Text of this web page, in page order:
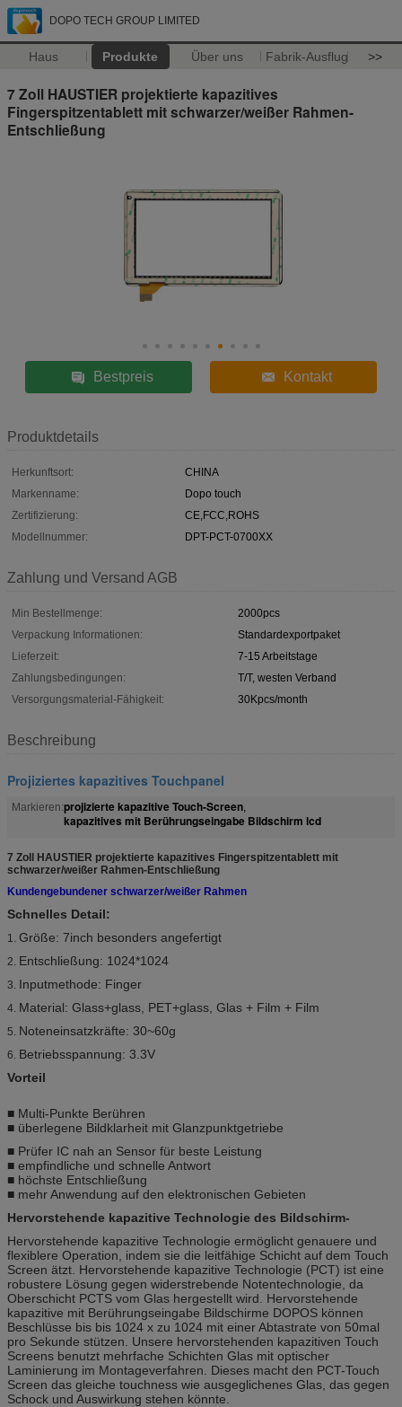
DOPO TECH GROUP LIMITED
Haus Produkte Über uns Fabrik-Ausflug >>
7 Zoll HAUSTIER projektierte kapazitives
Fingerspitzentablett mit schwarzer/weißer Rahmen-
Entschließung
Bestpreis Kontakt
Produktdetails
Herkunftsort:
CHINA
Markenname:
Dopo touch
Zertifizierung:
CE,FCC,ROHS
Modellnummer:
DPT-PCT-0700XX
Zahlung und Versand AGB
Min Bestellmenge:
2000pcs
Verpackung Informationen:
Standardexportpaket
Lieferzeit:
7-15 Arbeitstage
Zahlungsbedingungen:
T/T, westen Verband
Versorgungsmaterial-Fähigkeit:
30Kpcs/month
Beschreibung
Projiziertes kapazitives Touchpanel
Markieren:projizierte kapazitive Touch-Screen,
kapazitives mit Berührungseingabe Bildschirm lcd
7 Zoll HAUSTIER projektierte kapazitives Fingerspitzentablett mit
schwarzer/weißer Rahmen-Entschließung
Kundengebundener schwarzer/weißer Rahmen
Schnelles Detail:
1. Größe: 7inch besonders angefertigt
2. Entschließung: 1024*1024
3. Inputmethode: Finger
4. Material: Glass+glass, PET+glass, Glas + Film + Film
5. Noteneinsatzkräfte: 30~60g
6. Betriebsspannung: 3.3V
Vorteil
■ Multi-Punkte Berühren
■ überlegene Bildklarheit mit Glanzpunktgetriebe
■ Prüfer IC nah an Sensor für beste Leistung
■ empfindliche und schnelle Antwort
■ höchste Entschließung
■ mehr Anwendung auf den elektronischen Gebieten
Hervorstehende kapazitive Technologie des Bildschirm-
Hervorstehende kapazitive Technologie ermöglicht genauere und
flexiblere Operation, indem sie die leitfähige Schicht auf dem Touch
Screen ätzt. Hervorstehende kapazitive Technologie (PCT) ist eine
robustere Lösung gegen widerstrebende Notentechnologie, da
Oberschicht PCTS vom Glas hergestellt wird. Hervorstehende
kapazitive mit Berührungseingabe Bildschirme DOPOS können
Beschlüsse bis bis 1024 x zu 1024 mit einer Abtastrate von 50mal
pro Sekunde stützen. Unsere hervorstehenden kapazitiven Touch
Screens benutzt mehrfache Schichten Glas mit optischer
Laminierung im Montageverfahren. Dieses macht den PCT-Touch
Screen das gleiche touchness wie ausgeglichenes Glas, das gegen
Schock und Auswirkung stehen könnte.